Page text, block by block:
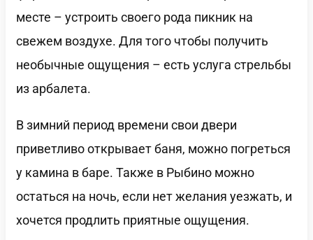
месте – устроить своего рода пикник на
свежем воздухе. Для того чтобы получить
необычные ощущения – есть услуга стрельбы
из арбалета.
В зимний период времени свои двери
приветливо открывает баня, можно погреться
у камина в баре. Также в Рыбино можно
остаться на ночь, если нет желания уезжать, и
хочется продлить приятные ощущения.